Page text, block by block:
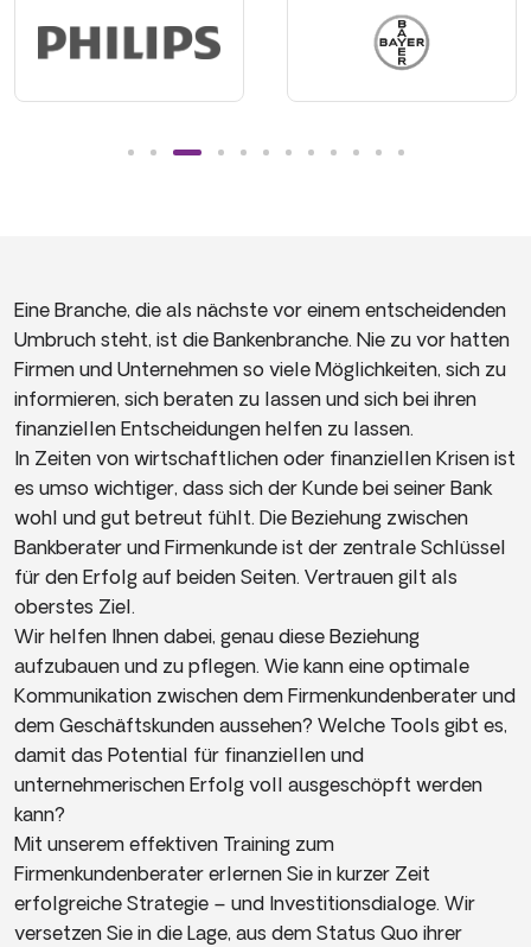
Eine Branche, die als nächste vor einem entscheidenden
Umbruch steht, ist die Bankenbranche. Nie zu vor hatten
Firmen und Unternehmen so viele Möglichkeiten, sich zu
informieren, sich beraten zu lassen und sich bei ihren
finanziellen Entscheidungen helfen zu lassen.
In Zeiten von wirtschaftlichen oder finanziellen Krisen ist
es umso wichtiger, dass sich der Kunde bei seiner Bank
wohl und gut betreut fühlt. Die Beziehung zwischen
Bankberater und Firmenkunde ist der zentrale Schlüssel
für den Erfolg auf beiden Seiten. Vertrauen gilt als
oberstes Ziel.
Wir helfen Ihnen dabei, genau diese Beziehung
aufzubauen und zu pflegen. Wie kann eine optimale
Kommunikation zwischen dem Firmenkundenberater und
dem Geschäftskunden aussehen? Welche Tools gibt es,
damit das Potential für finanziellen und
unternehmerischen Erfolg voll ausgeschöpft werden
kann?
Mit unserem effektiven Training zum
Firmenkundenberater erlernen Sie in kurzer Zeit
erfolgreiche Strategie – und Investitionsdialoge. Wir
versetzen Sie in die Lage, aus dem Status Quo ihrer